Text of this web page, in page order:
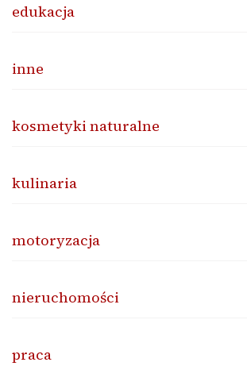
edukacja
inne
kosmetyki naturalne
kulinaria
motoryzacja
nieruchomości
praca